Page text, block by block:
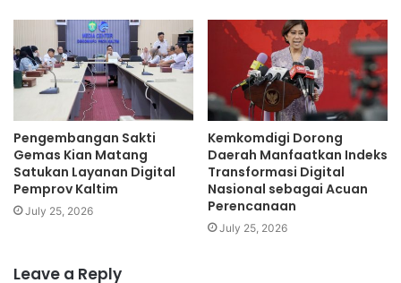
Pengembangan Sakti
Gemas Kian Matang
Satukan Layanan Digital
Pemprov Kaltim
July 25, 2026
Kemkomdigi Dorong
Daerah Manfaatkan Indeks
Transformasi Digital
Nasional sebagai Acuan
Perencanaan
July 25, 2026
Leave a Reply